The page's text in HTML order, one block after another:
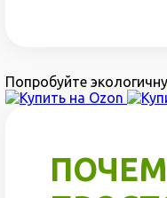
Попробуйте